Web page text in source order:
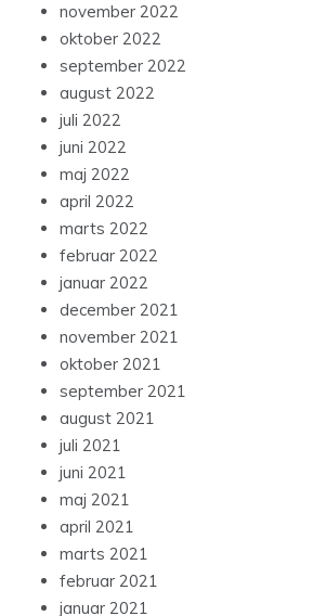
november 2022
oktober 2022
september 2022
august 2022
juli 2022
juni 2022
maj 2022
april 2022
marts 2022
februar 2022
januar 2022
december 2021
november 2021
oktober 2021
september 2021
august 2021
juli 2021
juni 2021
maj 2021
april 2021
marts 2021
februar 2021
januar 2021